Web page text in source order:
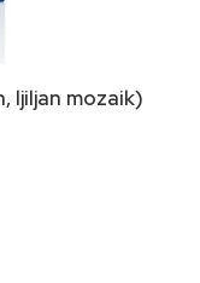
ljiljan mozaik)